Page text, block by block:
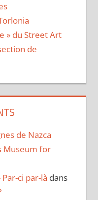
» du Street Art
de
de Nazca
Museum for
ci par-là dans